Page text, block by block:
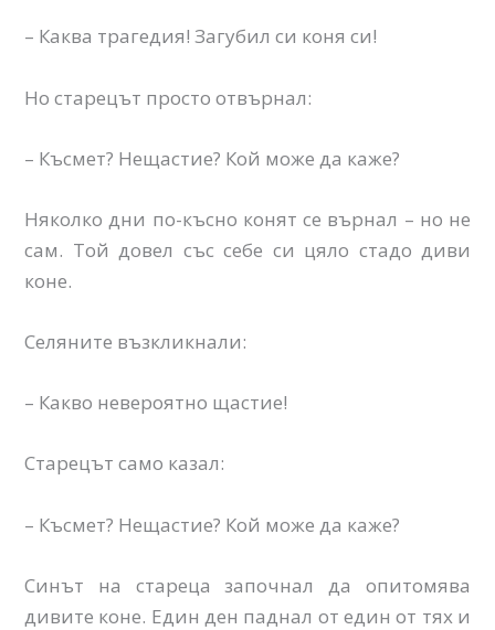
– Каква трагедия! Загубил си коня си!
Но старецът просто отвърнал:
– Късмет? Нещастие? Кой може да каже?
Няколко дни по-късно конят се върнал – но не
сам. Той довел със себе си цяло стадо диви
коне.
Селяните възкликнали:
– Какво невероятно щастие!
Старецът само казал:
– Късмет? Нещастие? Кой може да каже?
Синът на стареца започнал да опитомява
дивите коне. Един ден паднал от един от тях и